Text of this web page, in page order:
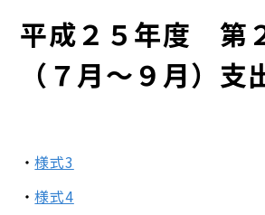
平成２５年度 第
（７月～９月）支
様式3
様式4